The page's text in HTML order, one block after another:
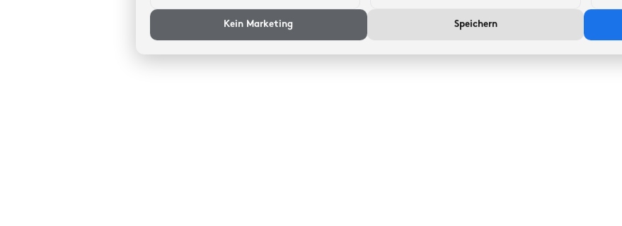
Kein Marketing Speichern